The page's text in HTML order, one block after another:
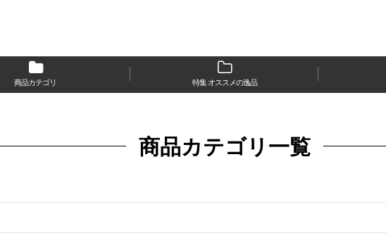
商品カテゴリ 特集 オススメの逸品
商品カテゴリ一覧